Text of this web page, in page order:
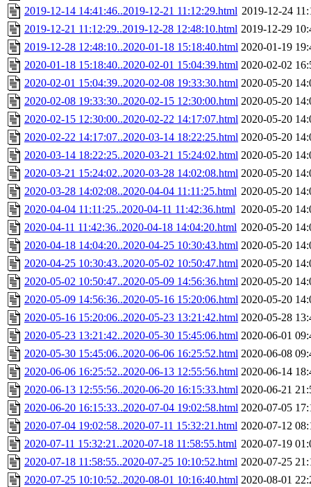
2019-12-14 14:41:46..2019-12-21 11:12:29.html 2019-12-24
2019-12-21 11:12:29..2019-12-28 12:48:10.html 2019-12-29
2019-12-28 12:48:10..2020-01-18 15:18:40.html 2020-01-19
2020-01-18 15:18:40..2020-02-01 15:04:39.html 2020-02-02
2020-02-01 15:04:39..2020-02-08 19:33:30.html 2020-05-20
2020-02-08 19:33:30..2020-02-15 12:30:00.html 2020-05-20
2020-02-15 12:30:00..2020-02-22 14:17:07.html 2020-05-20
2020-02-22 14:17:07..2020-03-14 18:22:25.html 2020-05-20
2020-03-14 18:22:25..2020-03-21 15:24:02.html 2020-05-20
2020-03-21 15:24:02..2020-03-28 14:02:08.html 2020-05-20
2020-03-28 14:02:08..2020-04-04 11:11:25.html 2020-05-20
2020-04-04 11:11:25..2020-04-11 11:42:36.html 2020-05-20
2020-04-11 11:42:36..2020-04-18 14:04:20.html 2020-05-20
2020-04-18 14:04:20..2020-04-25 10:30:43.html 2020-05-20
2020-04-25 10:30:43..2020-05-02 10:50:47.html 2020-05-20
2020-05-02 10:50:47..2020-05-09 14:56:36.html 2020-05-20
2020-05-09 14:56:36..2020-05-16 15:20:06.html 2020-05-20
2020-05-16 15:20:06..2020-05-23 13:21:42.html 2020-05-28
2020-05-23 13:21:42..2020-05-30 15:45:06.html 2020-06-01
2020-05-30 15:45:06..2020-06-06 16:25:52.html 2020-06-08
2020-06-06 16:25:52..2020-06-13 12:55:56.html 2020-06-14
2020-06-13 12:55:56..2020-06-20 16:15:33.html 2020-06-21
2020-06-20 16:15:33..2020-07-04 19:02:58.html 2020-07-05
2020-07-04 19:02:58..2020-07-11 15:32:21.html 2020-07-12
2020-07-11 15:32:21..2020-07-18 11:58:55.html 2020-07-19
2020-07-18 11:58:55..2020-07-25 10:10:52.html 2020-07-25
2020-07-25 10:10:52..2020-08-01 10:16:40.html 2020-08-01